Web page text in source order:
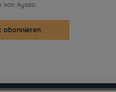
von Ayazo.
abonnieren